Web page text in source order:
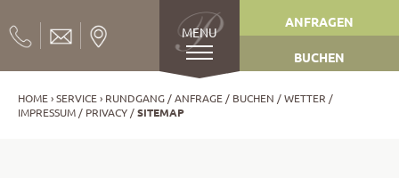
MENU
ANFRAGEN
BUCHEN
HOME SERVICE RUNDGANG ANFRAGE BUCHEN
WETTER
IMPRESSUM
PRIVACY SITEMAP